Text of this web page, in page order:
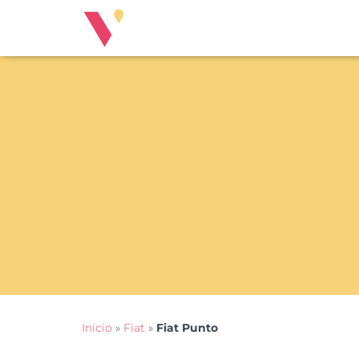
Inicio » Fiat » Fiat Punto